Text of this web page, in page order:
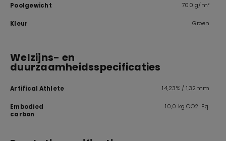
Poolgewicht 700 g/m²
Kleur Groen
Welzijns- en
duurzaamheidsspecificaties
Artifical Athlete 14,23% / 1,32mm
Embodied
carbon
10,0 kg CO2-Eq.